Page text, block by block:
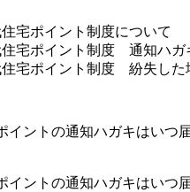
宅ポイント制度について
住宅ポイント制度 通知ハガ
住宅ポイント制度 紛失した
イントの通知ハガキはいつ
イントの通知ハガキはいつ